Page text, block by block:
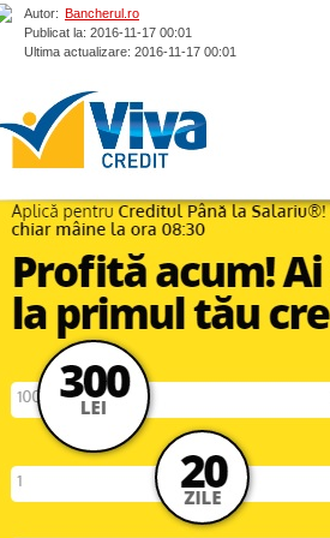
Autor:
Bancherul.ro
Publicat la: 2016-11-17 00:01
Ultima actualizare: 2016-11-17 00:01